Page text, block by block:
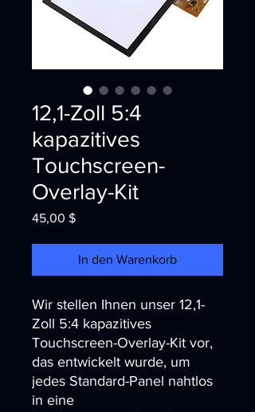
12,1-Zoll 5:4
kapazitives
Touchscreen-
Overlay-Kit
45,00 $Preis
In den Warenkorb
Wir stellen Ihnen unser 12,1-
Zoll 5:4 kapazitives
Touchscreen-Overlay-Kit vor,
das entwickelt wurde, um
jedes Standard-Panel nahtlos
in eine